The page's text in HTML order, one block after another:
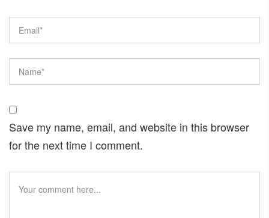
Save my name, email, and website in this browser
for the next time I comment.